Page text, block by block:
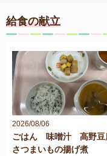
給食の献立
2026/08/06
ごはん 味噌汁 高野豆
さつまいもの揚げ煮